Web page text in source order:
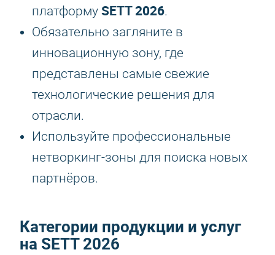
платформу SETT 2026.
Обязательно загляните в
инновационную зону, где
представлены самые свежие
технологические решения для
отрасли.
Используйте профессиональные
нетворкинг-зоны для поиска новых
партнёров.
Категории продукции и услуг
на SETT 2026